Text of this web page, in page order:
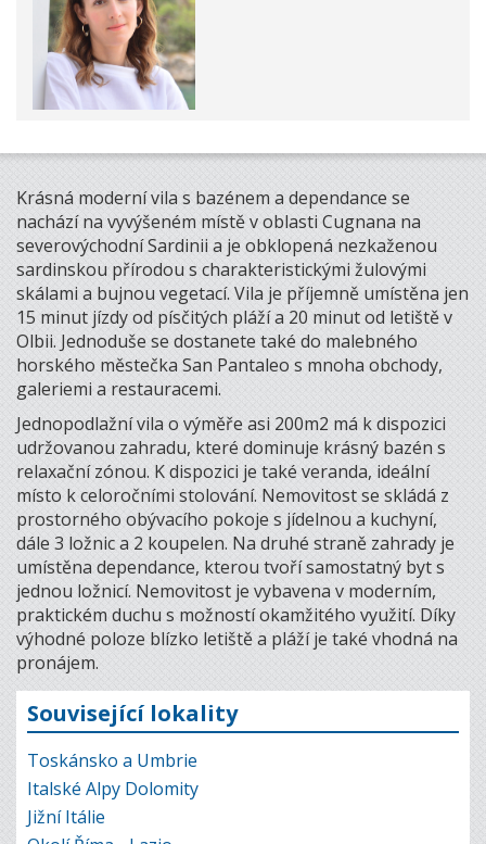
Krásná moderní vila s bazénem a dependance se
nachází na vyvýšeném místě v oblasti Cugnana na
severovýchodní Sardinii a je obklopená nezkaženou
sardinskou přírodou s charakteristickými žulovými
skálami a bujnou vegetací. Vila je příjemně umístěna jen
15 minut jízdy od písčitých pláží a 20 minut od letiště v
Olbii. Jednoduše se dostanete také do malebného
horského městečka San Pantaleo s mnoha obchody,
galeriemi a restauracemi.
Jednopodlažní vila o výměře asi 200m2 má k dispozici
udržovanou zahradu, které dominuje krásný bazén s
relaxační zónou. K dispozici je také veranda, ideální
místo k celoročními stolování. Nemovitost se skládá z
prostorného obývacího pokoje s jídelnou a kuchyní,
dále 3 ložnic a 2 koupelen. Na druhé straně zahrady je
umístěna dependance, kterou tvoří samostatný byt s
jednou ložnicí. Nemovitost je vybavena v moderním,
praktickém duchu s možností okamžitého využití. Díky
výhodné poloze blízko letiště a pláží je také vhodná na
pronájem.
Související lokality
Toskánsko a Umbrie
Italské Alpy Dolomity
Jižní Itálie